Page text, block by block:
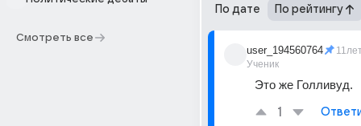
Смотреть все
По дате По рейтингу
user_194560764
Ученик
Это же Голливуд.
1